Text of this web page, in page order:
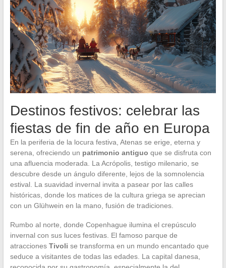
Destinos festivos: celebrar las
fiestas de fin de año en Europa
En la periferia de la locura festiva, Atenas se erige, eterna y
serena, ofreciendo un patrimonio antiguo que se disfruta con
una afluencia moderada. La Acrópolis, testigo milenario, se
descubre desde un ángulo diferente, lejos de la somnolencia
estival. La suavidad invernal invita a pasear por las calles
históricas, donde los matices de la cultura griega se aprecian
con un Glühwein en la mano, fusión de tradiciones.
Rumbo al norte, donde Copenhague ilumina el crepúsculo
invernal con sus luces festivas. El famoso parque de
atracciones Tivoli se transforma en un mundo encantado que
seduce a visitantes de todas las edades. La capital danesa,